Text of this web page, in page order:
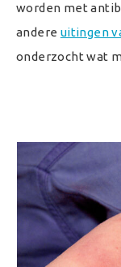
worden met
andere uitingen
onderzocht wat